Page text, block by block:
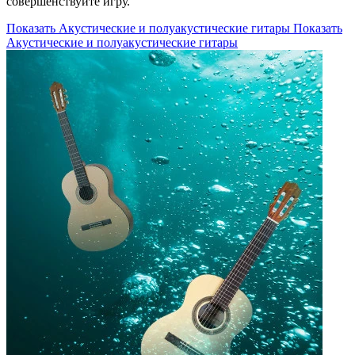
Показать Акустические и полуакустические гитары Показать
Акустические и полуакустические гитары